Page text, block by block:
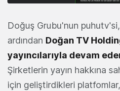
Doğuş Grubu'nun
ardından Doğan TV
yayıncılarıyla devam
Şirketlerin yayın hakkına
için geliştirdikleri